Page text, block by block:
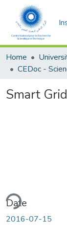
Home
Smart
Date
2016-07-15